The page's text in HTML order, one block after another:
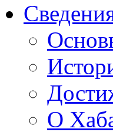
О